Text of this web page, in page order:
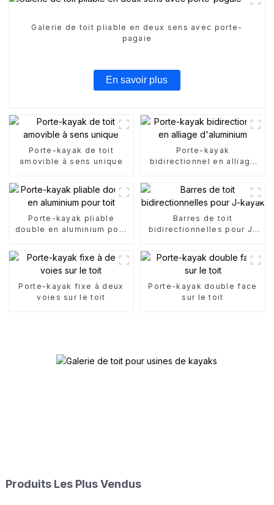
Galerie de toit pliable en deux sens avec porte-
pagaie
En savoir plus
Porte-kayak de toit
amovible à sens unique
Porte-kayak
bidirectionnel en alliage
Porte-kayak pliable
double en aluminium pour
Barres de toit
bidirectionnelles pour J-
Porte-kayak fixe à deux
voies sur le toit
Porte-kayak double face
sur le toit
Produits Les Plus Vendus